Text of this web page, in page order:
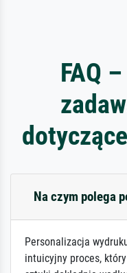
FAQ
Na czym polega
Personalizacja
intuicyjny proces,